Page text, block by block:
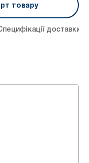
товару
доставки